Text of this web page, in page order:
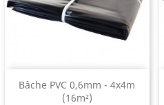
Bâche PVC 0,6mm - 4x4m
(16m²)